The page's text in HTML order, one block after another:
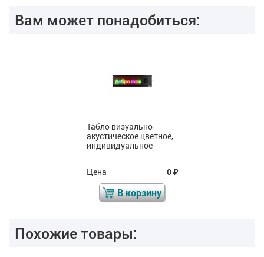
Вам может понадобиться:
Табло визуально-
акустическое цветное,
индивидуальное
Цена 0₽
В корзину
Похожие товары: